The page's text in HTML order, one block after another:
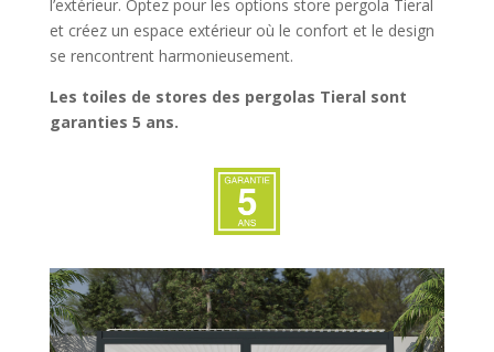
l’extérieur. Optez pour les options store pergola Tieral
et créez un espace extérieur où le confort et le design
se rencontrent harmonieusement.
Les toiles de stores des pergolas Tieral sont
garanties 5 ans.